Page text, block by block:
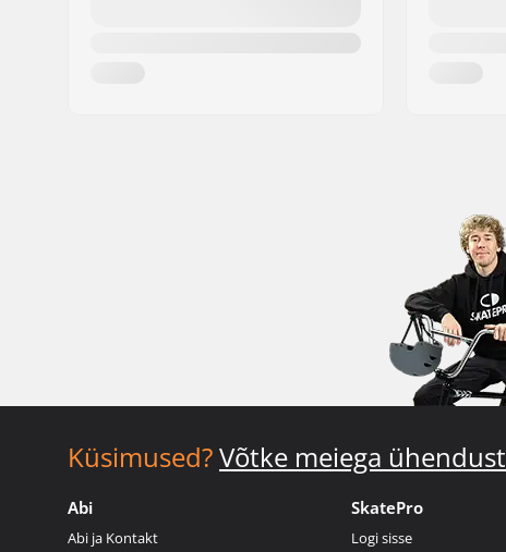
Küsimused?Võtke meiega ühendust
Abi
Abi ja Kontakt
SkatePro
Logi sisse